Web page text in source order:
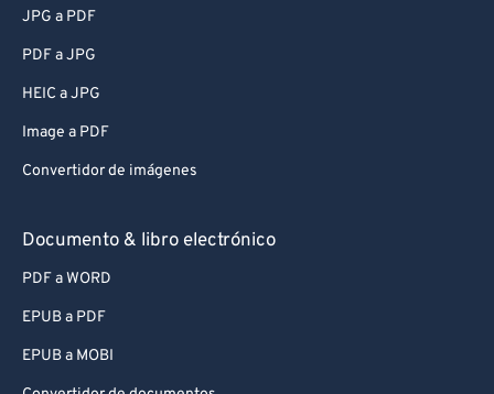
JPG a PDF
PDF a JPG
HEIC a JPG
Image a PDF
Convertidor de imágenes
Documento & libro electrónico
PDF a WORD
EPUB a PDF
EPUB a MOBI